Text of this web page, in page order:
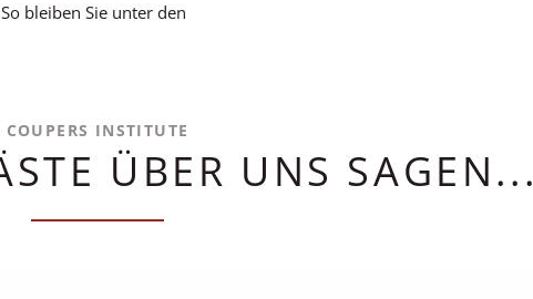
bleiben Sie unter den
COUPERS INSTITUTE
ÜBER UNS SAGEN...